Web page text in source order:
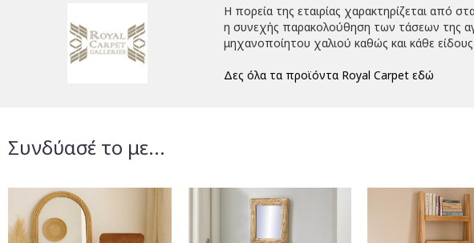
Η πορεία της εταιρίας χαρακτηρίζεται από
η συνεχής παρακολούθηση των τάσεων της
μηχανοποίητου χαλιού καθώς και κάθε
Δες όλα τα προϊόντα Royal Carpet εδώ
Συνδύασέ το με...